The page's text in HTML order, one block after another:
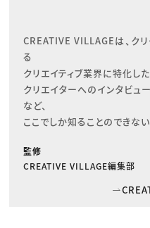
CREATIVE VILLAGEは、ク
る
クリエイティブ業界に特化し
クリエイターへのインタビュ
など、
ここでしか知ることのできな
監修
CREATIVE VILLAGE編集部